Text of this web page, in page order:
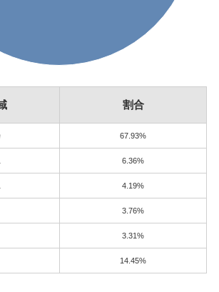
割合
67.93%
6.36%
4.19%
3.76%
3.31%
14.45%